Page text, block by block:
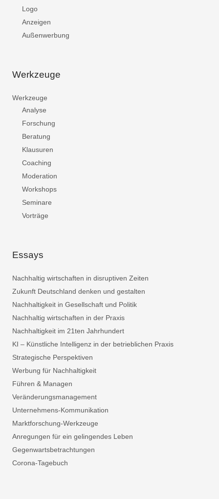
Logo
Anzeigen
Außenwerbung
Werkzeuge
Werkzeuge
Analyse
Forschung
Beratung
Klausuren
Coaching
Moderation
Workshops
Seminare
Vorträge
Essays
Nachhaltig wirtschaften in disruptiven Zeiten
Zukunft Deutschland denken und gestalten
Nachhaltigkeit in Gesellschaft und Politik
Nachhaltig wirtschaften in der Praxis
Nachhaltigkeit im 21ten Jahrhundert
KI – Künstliche Intelligenz in der betrieblichen Praxis
Strategische Perspektiven
Werbung für Nachhaltigkeit
Führen & Managen
Veränderungsmanagement
Unternehmens-Kommunikation
Marktforschung-Werkzeuge
Anregungen für ein gelingendes Leben
Gegenwartsbetrachtungen
Corona-Tagebuch